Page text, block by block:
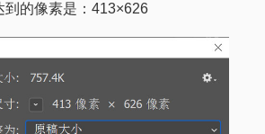
到的像素是：413×626